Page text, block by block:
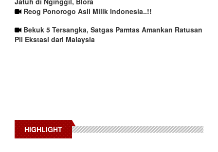
Reog Ponorogo Asli Milik Indonesia..!!
Bekuk 5 Tersangka, Satgas Pamtas Amankan Ratusan
Pil Ekstasi dari Malaysia
HIGHLIGHT